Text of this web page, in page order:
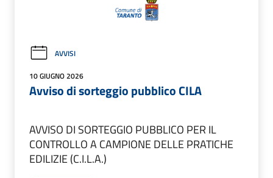
AVVISI
10 GIUGNO 2026
Avviso di sorteggio pubblico CILA
AVVISO DI SORTEGGIO PUBBLICO PER IL
CONTROLLO A CAMPIONE DELLE PRATICHE
EDILIZIE (C.I.L.A.)